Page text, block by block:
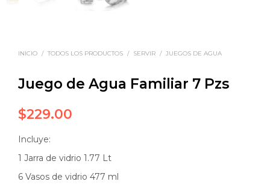
INICIO / TODOS LOS PRODUCTOS / SERVIR / JUEGOS DE AGUA
Juego de Agua Familiar 7 Pzs
$229.00
Incluye:
1 Jarra de vidrio 1.77 Lt
6 Vasos de vidrio 477 ml